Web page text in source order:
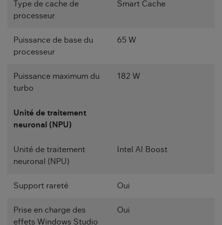
Type de cache de
processeur
Smart Cache
Puissance de base du
processeur
65 W
Puissance maximum du
turbo
182 W
Unité de traitement
neuronal (NPU)
Unité de traitement
neuronal (NPU)
Intel AI Boost
Support rareté Oui
Prise en charge des
effets Windows Studio
Oui